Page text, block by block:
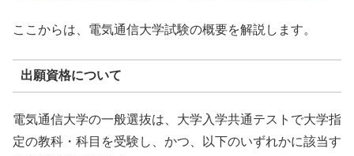
ここからは、電気通信大学試験の概要を解説します。
出願資格について
電気通信大学の一般選抜は、大学入学共通テストで大学指
定の教科・科目を受験し、かつ、以下のいずれかに該当す